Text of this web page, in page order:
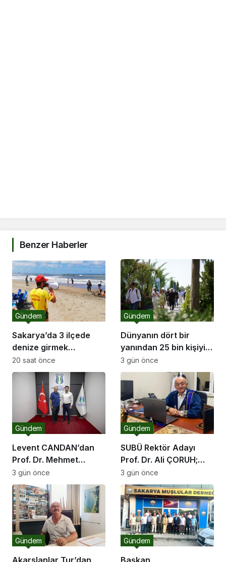
Benzer Haberler
Sakarya’da 3 ilçede
denize girmek
yasaklandı
Gündem
20 saat önce
Dünyanın dört bir
yanından 25 bin kişiyi
ağırlayacak dev fuar
için geri sayım
Gündem
3 gün önce
Levent CANDAN’dan
Prof. Dr. Mehmet
SARIBIYIK’a vefa
ziyareti
Gündem
3 gün önce
SUBÜ Rektör Adayı
Prof. Dr. Ali ÇORUH;
“Sakarya’ya değer
katan bir üniversite
inşa etmek istiyorum”
Gündem
3 gün önce
Gündem Gündem